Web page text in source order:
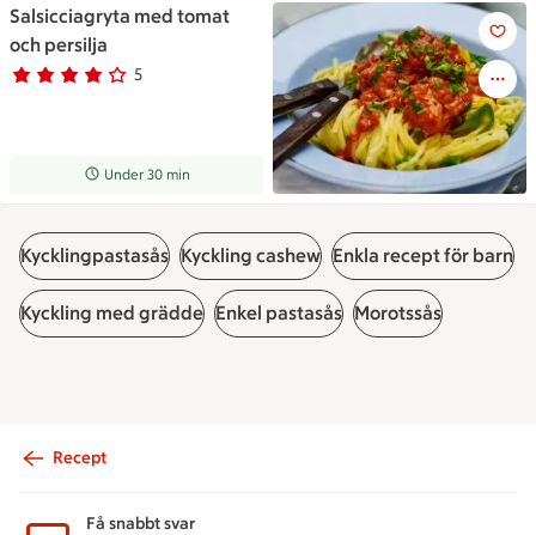
Salsicciagryta med tomat
och persilja
Betyg 4 av 5.
5
5 personer har röstat
Receptet tar Under 30 min att tillaga
Under 30 min
Salsicciagryta med tomat
Kycklingpastasås Kyckling cashew Enkla recept för barn
Kyckling med grädde Enkel pastasås Morotssås
Recept
Få snabbt svar